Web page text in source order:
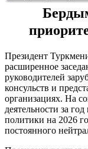
Президент
расширенное
руководителей
консульств и
организациях. На
деятельности за
политики на 2026
постоянного